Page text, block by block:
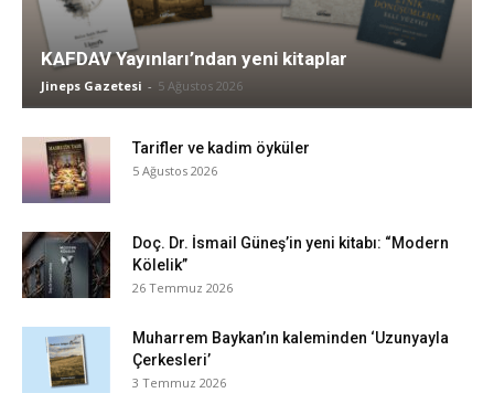
KAFDAV Yayınları’ndan yeni kitaplar
Jineps Gazetesi - 5 Ağustos 2026
Tarifler ve kadim öyküler
5 Ağustos 2026
Doç. Dr. İsmail Güneş’in yeni kitabı: “Modern
Kölelik”
26 Temmuz 2026
Muharrem Baykan’ın kaleminden ‘Uzunyayla
Çerkesleri’
3 Temmuz 2026